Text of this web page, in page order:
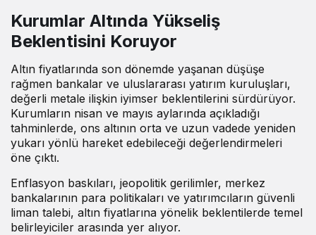
Kurumlar Altında Yükseliş
Beklentisini Koruyor
Altın fiyatlarında son dönemde yaşanan düşüşe
rağmen bankalar ve uluslararası yatırım kuruluşları,
değerli metale ilişkin iyimser beklentilerini sürdürüyor.
Kurumların nisan ve mayıs aylarında açıkladığı
tahminlerde, ons altının orta ve uzun vadede yeniden
yukarı yönlü hareket edebileceği değerlendirmeleri
öne çıktı.
Enflasyon baskıları, jeopolitik gerilimler, merkez
bankalarının para politikaları ve yatırımcıların güvenli
liman talebi, altın fiyatlarına yönelik beklentilerde temel
belirleyiciler arasında yer alıyor.